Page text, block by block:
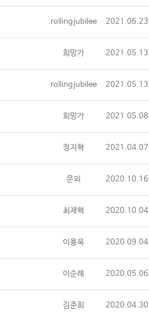
rollingjubilee 2021.06.23
희망가 2021.05.13
rollingjubilee 2021.05.13
희망가 2021.05.08
정지혁 2021.04.07
문의 2020.10.16
최재혁 2020.10.04
이용욱 2020.09.04
이순례 2020.05.06
김준희 2020.04.30